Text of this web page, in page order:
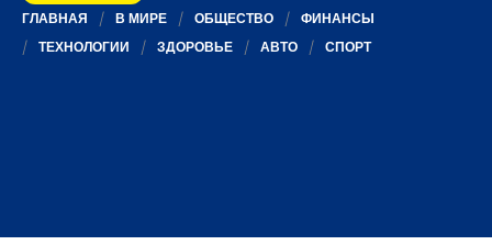
ГЛАВНАЯ В МИРЕ ОБЩЕСТВО
ФИНАНСЫ
ТЕХНОЛОГИИ
ЗДОРОВЬЕ АВТО СПОРТ